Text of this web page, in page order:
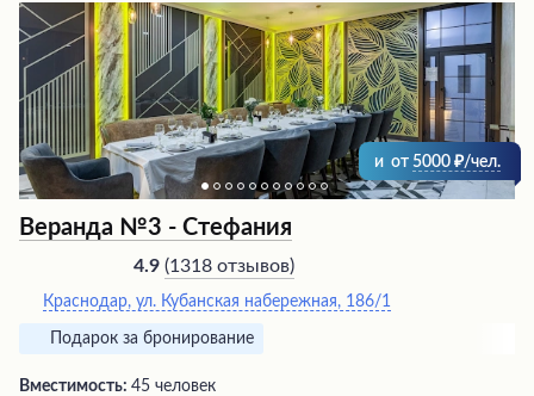
и от 5000 /чел.
Веранда №3 - Стефания
4.9 (1318 отзывов)
Краснодар, ул. Кубанская набережная, 186/1
Подарок за бронирование
Вместимость: 45 человек